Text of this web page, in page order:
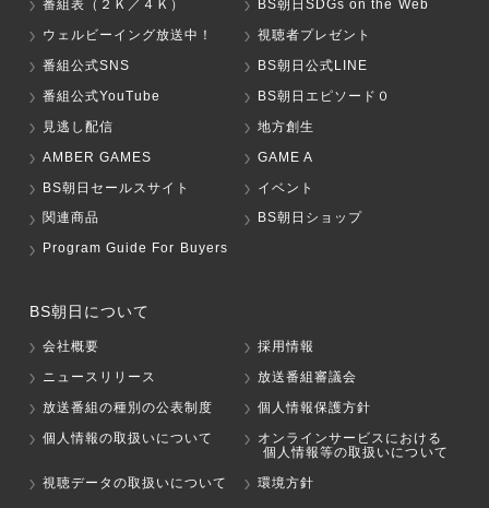
番組表（２Ｋ／４Ｋ）
BS朝日SDGs on the Web
ウェルビーイング放送中！
視聴者プレゼント
番組公式SNS
BS朝日公式LINE
番組公式YouTube
BS朝日エピソード０
見逃し配信
地方創生
AMBER GAMES
GAME A
BS朝日セールスサイト
イベント
関連商品
BS朝日ショップ
Program Guide For Buyers
BS朝日について
会社概要
採用情報
ニュースリリース
放送番組審議会
放送番組の種別の公表制度
個人情報保護方針
個人情報の取扱いについて
オンラインサービスにおける
個人情報等の取扱いについて
視聴データの取扱いについて
環境方針